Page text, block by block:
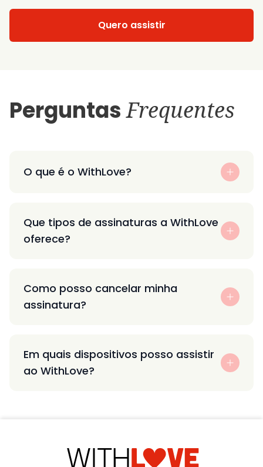
Quero assistir
PerguntasFrequentes
O que é o WithLove?
Que tipos de assinaturas a WithLove
oferece?
Como posso cancelar minha
assinatura?
Em quais dispositivos posso assistir
ao WithLove?